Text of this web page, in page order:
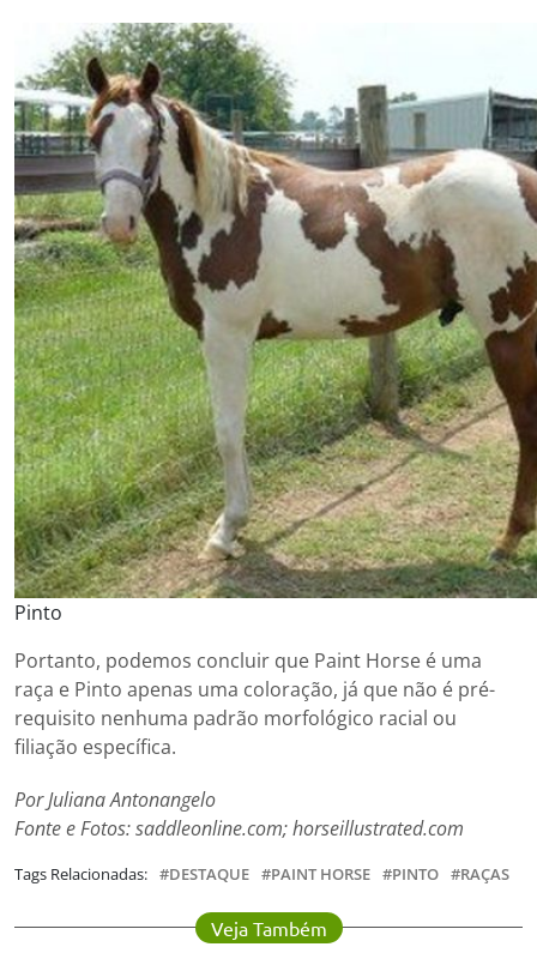
Pinto
Portanto, podemos concluir que Paint Horse é uma
raça e Pinto apenas uma coloração, já que não é pré-
requisito nenhuma padrão morfológico racial ou
filiação específica.
Por Juliana Antonangelo
Fonte e Fotos: saddleonline.com; horseillustrated.com
Tags Relacionadas: DESTAQUE PAINT HORSE PINTO RAÇAS
Veja Também